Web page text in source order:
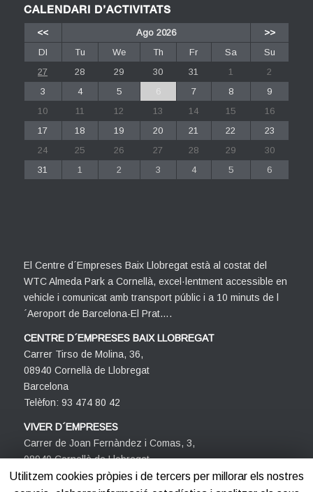
CALENDARI D’ACTIVITATS
<< Ago 2026
>>
Dl
Tu We Th Fr Sa
Su
27
28 29 30 31 1
2
3
4 5 6 7 8
9
10
11 12 13 14 15
16
17
18 19 20 21 22
23
24
25 26 27 28 29
30
31
1 2 3 4 5 6
El Centre d´Empreses Baix Llobregat està al costat del
WTC Almeda Park a Cornellà, excel·lentment accessible en
vehicle i comunicat amb transport públic i a 10 minuts de l
´Aeroport de Barcelona-El Prat….
CENTRE D´EMPRESES BAIX LLOBREGAT
Carrer Tirso de Molina, 36,
08940 Cornellà de Llobregat
Barcelona
Telèfon: 93 474 80 42
VIVER D´EMPRESES
Carrer de Joan Fernàndez i Comas, 3,
08940 Cornellà de Llobregat
Barcelona
Utilitzem cookies pròpies i de tercers per millorar els nostres